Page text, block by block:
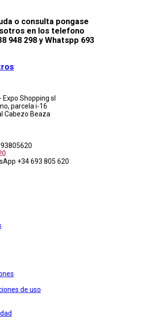
o consulta pongase
en los telefono
948 298 y Whatspp 693
Shopping sl
parcela i-16
Cabezo Beaza
+34 693 805 620
de uso